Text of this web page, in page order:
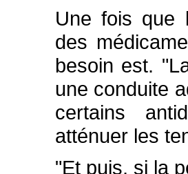
Une fois que
des
besoin est.
une conduite
certains
atténuer les
"Et puis, si la